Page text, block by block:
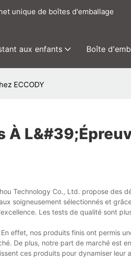
unique de boîtes d'emballage
aux enfants Boîte
ECCODY
À
Technology Co., Ltd. propose des
soigneusement sélectionnés et
Les tests de qualité sont
effet, nos produits finis ont permis
De plus, notre part de marché est
ces produits pour dynamiser